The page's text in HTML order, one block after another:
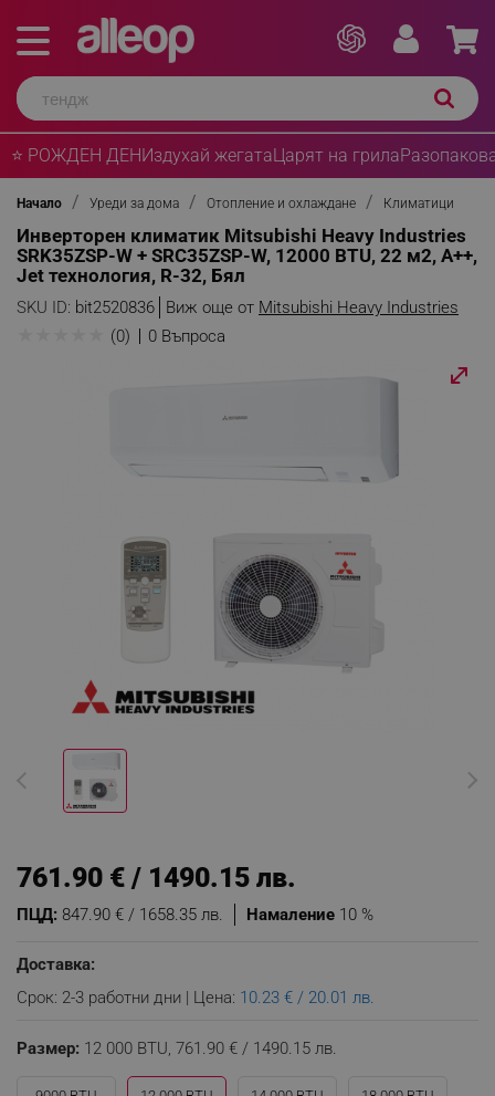
⭐ РОЖДЕН ДЕНИздухай жегатаЦарят на грила
Начало Уреди за дома Отопление и охлаждане Климатици
Инверторен климатик Mitsubishi Heavy Industries
SRK35ZSP-W + SRC35ZSP-W, 12000 BTU, 22 м2, А++,
Jet технология, R-32, Бял
SKU ID: bit2520836 Виж още от Mitsubishi Heavy Industries
(0) 0 Въпроса
Намаление 10 %
ПЦД: 847.90 € / 1658.35 лв.
761.90 € / 1490.15 лв.
Доставка:
Срок: 2-3 работни дни | Цена: 10.23 € / 20.01 лв.
Размер: 12 000 BTU, 761.90 € / 1490.15 лв.